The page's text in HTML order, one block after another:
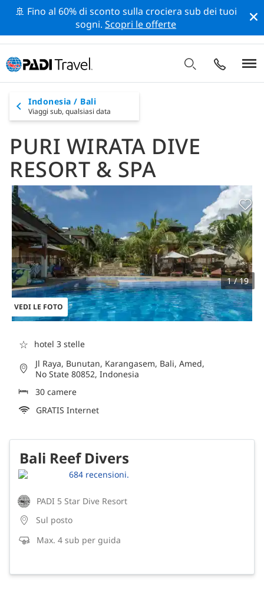
🚢 Fino al 60% di sconto sulla crociera sub dei tuoi
sogni.Scopri le offerte
Indonesia / Bali
Viaggi sub, qualsiasi data
PURI WIRATA DIVE
RESORT & SPA
VEDI LE FOTO
1 / 19
☆
hotel 3 stelle
Jl Raya, Bunutan, Karangasem, Bali, Amed,
No State 80852, Indonesia
30 camere
GRATIS Internet
Bali Reef Divers
684 recensioni.
PADI 5 Star Dive Resort
Sul posto
Max. 4 sub per guida